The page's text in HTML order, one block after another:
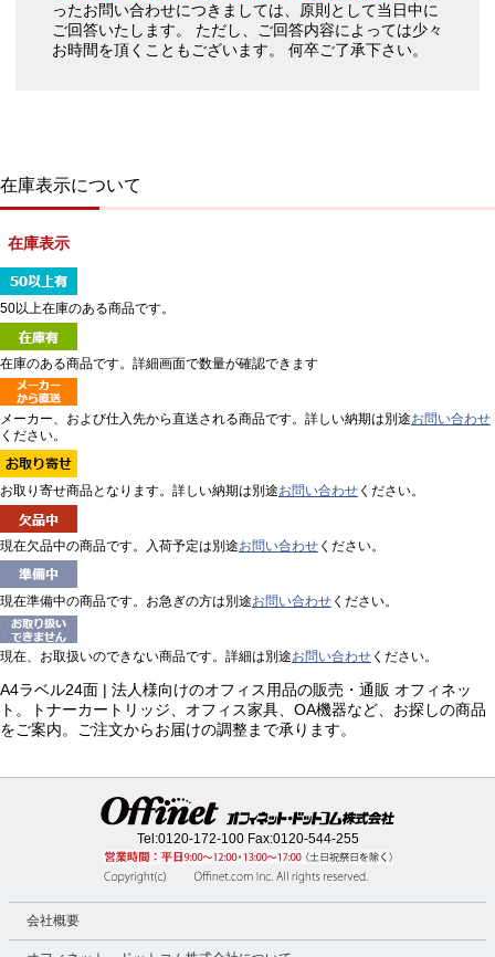
ったお問い合わせにつきましては、原則として当日中に
ご回答いたします。 ただし、ご回答内容によっては少々
お時間を頂くこともございます。 何卒ご了承下さい。
在庫表示について
在庫表示
50以上在庫のある商品です。
在庫のある商品です。詳細画面で数量が確認できます
メーカー、および仕入先から直送される商品です。詳しい納期は別途お問い合わせ
ください。
お取り寄せ商品となります。詳しい納期は別途お問い合わせ ください。
現在欠品中の商品です。入荷予定は別途お問い合わせ ください。
現在準備中の商品です。お急ぎの方は別途お問い合わせ ください。
現在、お取扱いのできない商品です。詳細は別途お問い合わせ ください。
A4ラベル24面 | 法人様向けのオフィス用品の販売・通販 オフィネッ
ト。トナーカートリッジ、オフィス家具、OA機器など、お探しの商品
をご案内。ご注文からお届けの調整まで承ります。
Tel:0120-172-100Fax:0120-544-255
会社概要